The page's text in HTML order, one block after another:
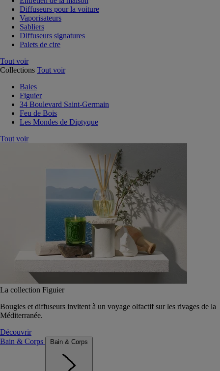
Diffuseurs pour la voiture
Vaporisateurs
Sabliers
Diffuseurs signatures
Palets de cire
Tout voir
Collections Tout voir
Baies
Figuier
34 Boulevard Saint-Germain
Feu de Bois
Les Mondes de Diptyque
Tout voir
La collection Figuier
Bougies et diffuseurs invitent à un voyage olfactif sur les rivages de la
Méditerranée.
Découvrir
Bain & Corps
Bain & Corps